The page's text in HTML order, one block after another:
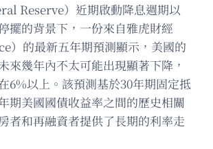
Reserve）近期啟動降息週期以
擺的背景下，一份來自雅虎財經
）的最新五年期預測顯示，美國的
來幾年內不太可能出現顯著下降，
6%以上。該預測基於30年期固定抵
期美國國債收益率之間的歷史相關
者和再融資者提供了長期的利率走